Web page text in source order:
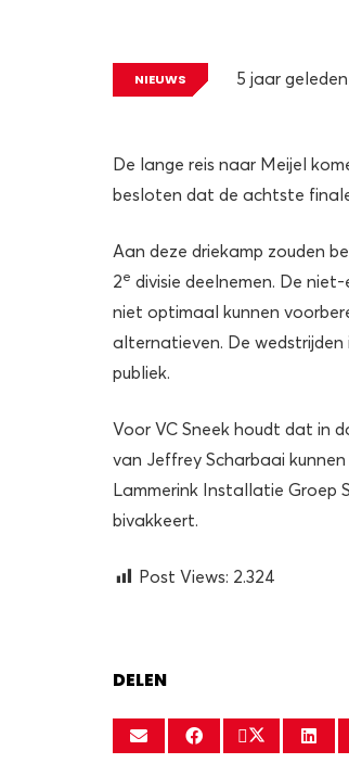
NIEUWS 5 jaar geleden
De lange reis naar Meijel
besloten dat de achtste
Aan deze driekamp zouden
2e divisie deelnemen. De
niet optimaal kunnen
alternatieven. De
publiek.
Voor VC Sneek houdt dat in
van Jeffrey Scharbaai
Lammerink Installatie Groep
bivakkeert.
Post Views: 2.324
DELEN